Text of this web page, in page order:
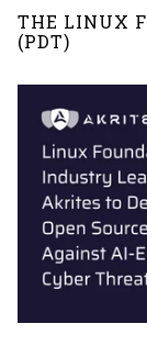
THE LINUX
(PDT)